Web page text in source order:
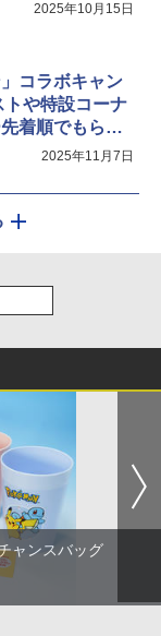
2025年10月15日
コラボキャン
や特設コーナ
着順でもらえ
2025年11月7日
ャンスバッグ